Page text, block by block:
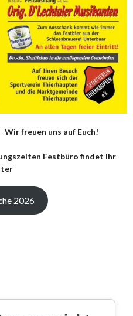
Wir freuen uns auf Euch!
Festbüro findet Ihr
2026